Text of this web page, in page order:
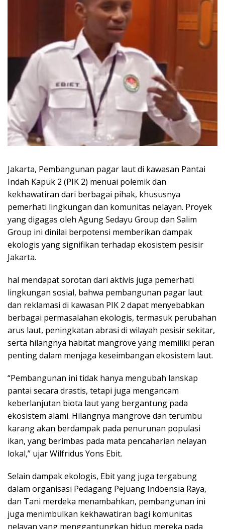
Jakarta, Pembangunan pagar laut di kawasan Pantai
Indah Kapuk 2 (PIK 2) menuai polemik dan
kekhawatiran dari berbagai pihak, khususnya
pemerhati lingkungan dan komunitas nelayan. Proyek
yang digagas oleh Agung Sedayu Group dan Salim
Group ini dinilai berpotensi memberikan dampak
ekologis yang signifikan terhadap ekosistem pesisir
Jakarta.
hal mendapat sorotan dari aktivis juga pemerhati
lingkungan sosial, bahwa pembangunan pagar laut
dan reklamasi di kawasan PIK 2 dapat menyebabkan
berbagai permasalahan ekologis, termasuk perubahan
arus laut, peningkatan abrasi di wilayah pesisir sekitar,
serta hilangnya habitat mangrove yang memiliki peran
penting dalam menjaga keseimbangan ekosistem laut.
“Pembangunan ini tidak hanya mengubah lanskap
pantai secara drastis, tetapi juga mengancam
keberlanjutan biota laut yang bergantung pada
ekosistem alami. Hilangnya mangrove dan terumbu
karang akan berdampak pada penurunan populasi
ikan, yang berimbas pada mata pencaharian nelayan
lokal,” ujar Wilfridus Yons Ebit.
Selain dampak ekologis, Ebit yang juga tergabung
dalam organisasi Pedagang Pejuang Indoensia Raya,
dan Tani merdeka menambahkan, pembangunan ini
juga menimbulkan kekhawatiran bagi komunitas
nelayan yang menggantungkan hidup mereka pada